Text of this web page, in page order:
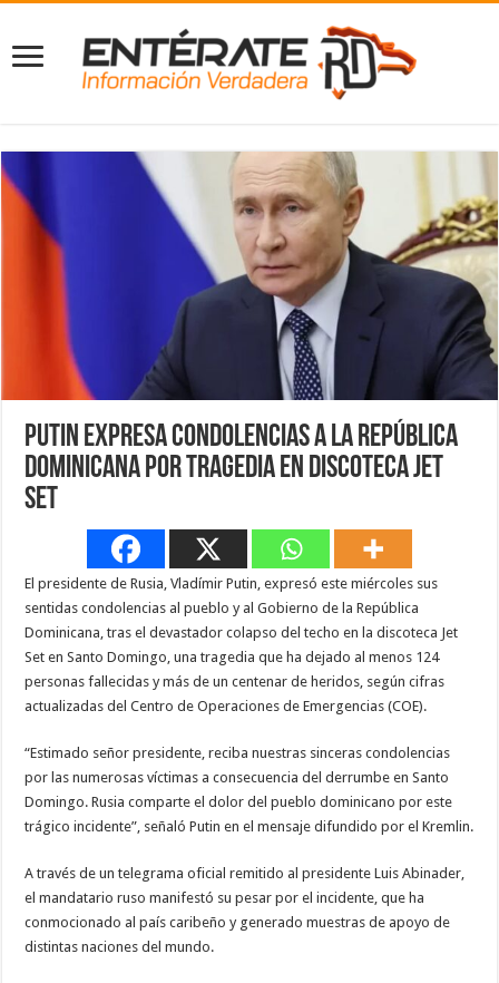
Putin expresa condolencias a la República
Dominicana por tragedia en discoteca Jet
Set
El presidente de Rusia, Vladímir Putin, expresó este miércoles sus
sentidas condolencias al pueblo y al Gobierno de la República
Dominicana, tras el devastador colapso del techo en la discoteca Jet
Set en Santo Domingo, una tragedia que ha dejado al menos 124
personas fallecidas y más de un centenar de heridos, según cifras
actualizadas del Centro de Operaciones de Emergencias (COE).
“Estimado señor presidente, reciba nuestras sinceras condolencias
por las numerosas víctimas a consecuencia del derrumbe en Santo
Domingo. Rusia comparte el dolor del pueblo dominicano por este
trágico incidente”, señaló Putin en el mensaje difundido por el Kremlin.
A través de un telegrama oficial remitido al presidente Luis Abinader,
el mandatario ruso manifestó su pesar por el incidente, que ha
conmocionado al país caribeño y generado muestras de apoyo de
distintas naciones del mundo.